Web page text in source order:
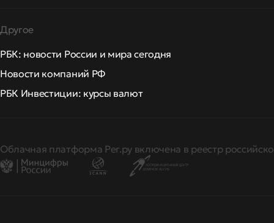
Другое
РБК: новости России и мира сегодня
Новости компаний РФ
РБК Инвестиции: курсы валют
Облачная платформа Рег.ру включена в реестр